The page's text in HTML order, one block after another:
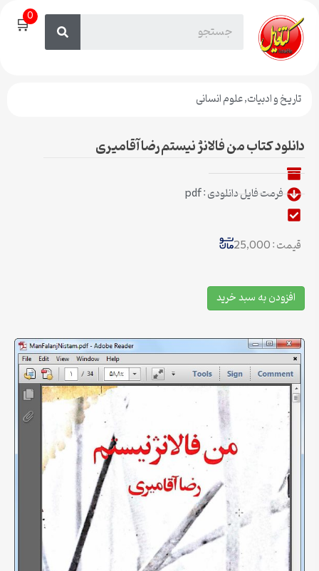
🛒0
تاریخ و ادبیات,علوم انسانی
دانلود کتاب من فالانژ نیستم رضا آقامیری
فرمت فایل دانلودی : pdf
قیمت : 25,000
افزودن به سبد خرید